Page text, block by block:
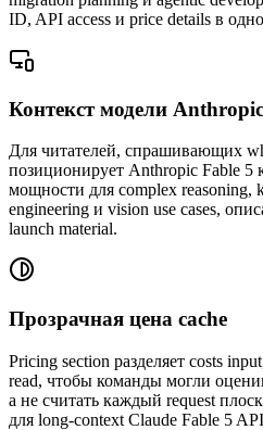
ID, API access и price details в
Контекст модели Anthropic
Для читателей, спрашивающих
позиционирует Anthropic Fable 5
мощности для complex reasoning,
engineering и vision use cases,
launch material.
Прозрачная цена cache
Pricing section разделяет costs
read, чтобы команды могли
а не считать каждый request
для long-context Claude Fable 5